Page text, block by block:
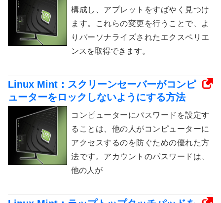
構成し、アプレットをすばやく見つけ
ます。これらの変更を行うことで、よ
りパーソナライズされたエクスペリエ
ンスを取得できます。
Linux Mint：スクリーンセーバーがコンピ
ューターをロックしないようにする方法
コンピューターにパスワードを設定す
ることは、他の人がコンピューターに
アクセスするのを防ぐための優れた方
法です。アカウントのパスワードは、
他の人が